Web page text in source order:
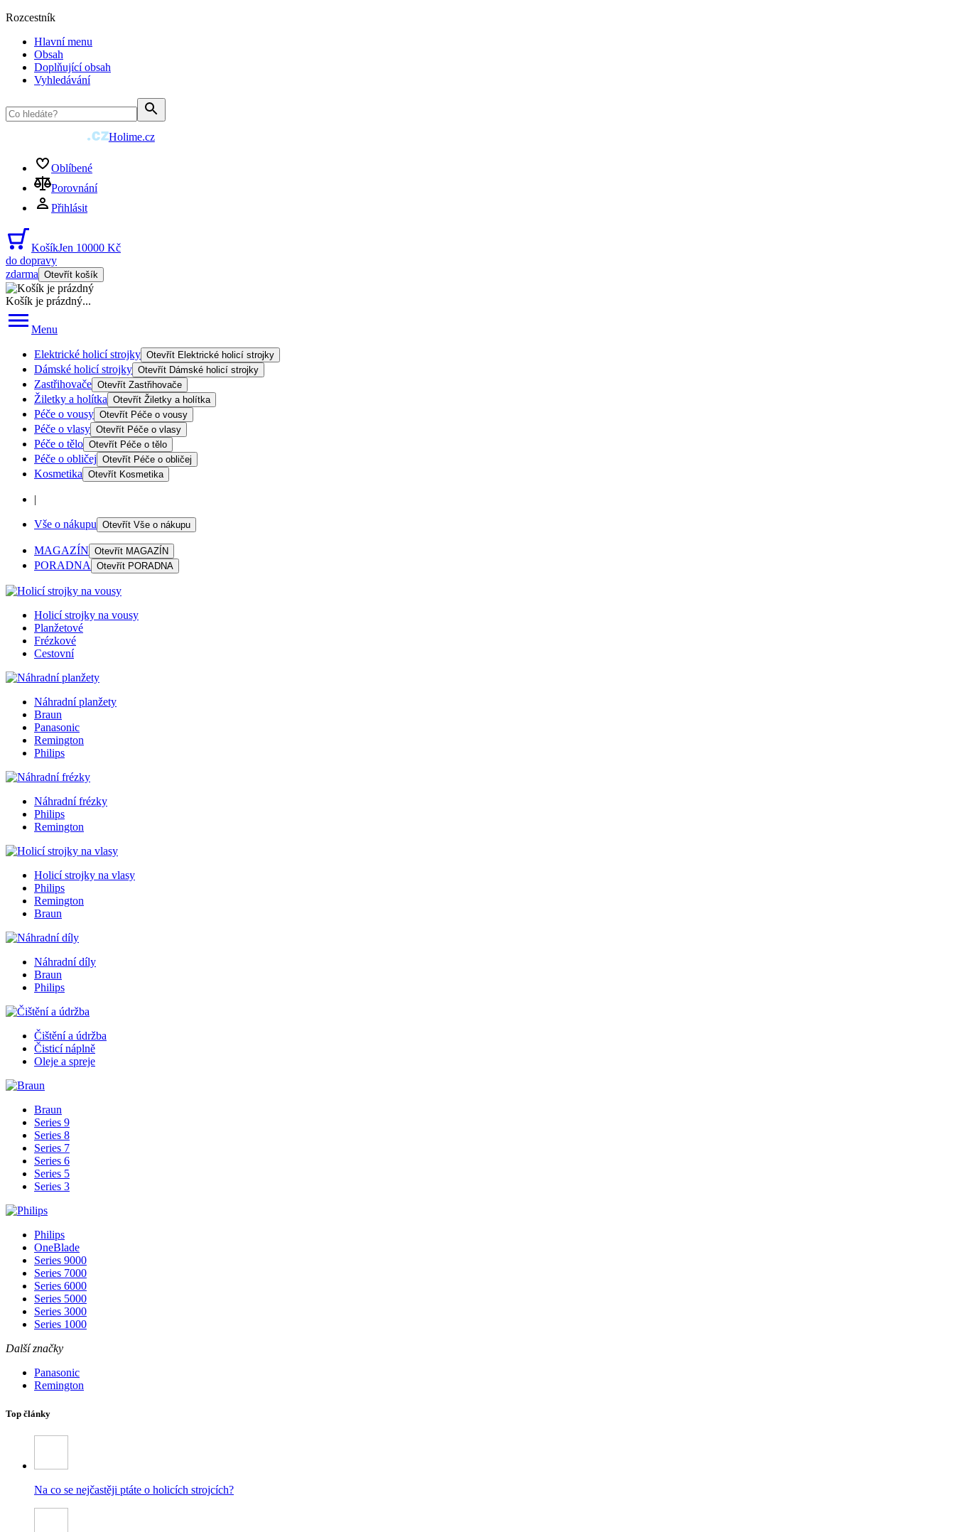
Rozcestník
Hlavní menu
Obsah
Doplňující obsah
Vyhledávání
Holime.cz
Oblíbené
Porovnání
Přihlásit
KošíkJen 10000 Kč
do dopravy
zdarma Otevřít košík
Košík je prázdný...
Menu
Elektrické holicí strojky Otevřít Elektrické holicí strojky
Dámské holicí strojky Otevřít Dámské holicí strojky
Zastřihovače Otevřít Zastřihovače
Žiletky a holítka Otevřít Žiletky a holítka
Péče o vousy Otevřít Péče o vousy
Péče o vlasy Otevřít Péče o vlasy
Péče o tělo Otevřít Péče o tělo
Péče o obličej Otevřít Péče o obličej
Kosmetika Otevřít Kosmetika
|
Vše o nákupu Otevřít Vše o nákupu
MAGAZÍN Otevřít MAGAZÍN
PORADNA Otevřít PORADNA
Holicí strojky na vousy
Planžetové
Frézkové
Cestovní
Náhradní planžety
Braun
Panasonic
Remington
Philips
Náhradní frézky
Philips
Remington
Holicí strojky na vlasy
Philips
Remington
Braun
Náhradní díly
Braun
Philips
Čištění a údržba
Čisticí náplně
Oleje a spreje
Braun
Series 9
Series 8
Series 7
Series 6
Series 5
Series 3
Philips
OneBlade
Series 9000
Series 7000
Series 6000
Series 5000
Series 3000
Series 1000
Další značky
Panasonic
Remington
Top články
Na co se nejčastěji ptáte o holicích strojcích?